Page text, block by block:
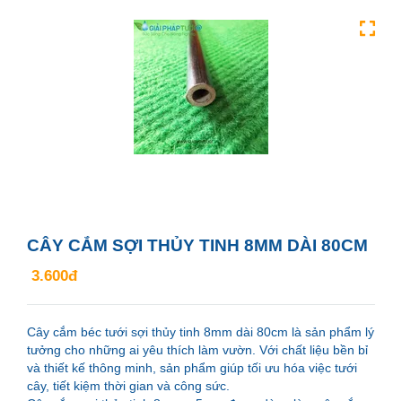
CÂY CẮM SỢI THỦY TINH 8MM DÀI 80CM
3.600đ
Cây cắm béc tưới sợi thủy tinh 8mm dài 80cm là sản phẩm lý
tưởng cho những ai yêu thích làm vườn. Với chất liệu bền bỉ
và thiết kế thông minh, sản phẩm giúp tối ưu hóa việc tưới
cây, tiết kiệm thời gian và công sức.